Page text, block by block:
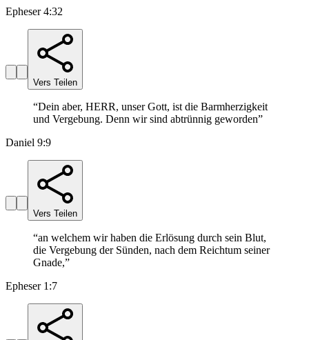
Epheser 4:32
Vers Teilen
“Dein aber, HERR, unser Gott, ist die Barmherzigkeit
und Vergebung. Denn wir sind abtrünnig geworden”
Daniel 9:9
Vers Teilen
“an welchem wir haben die Erlösung durch sein Blut,
die Vergebung der Sünden, nach dem Reichtum seiner
Gnade,”
Epheser 1:7